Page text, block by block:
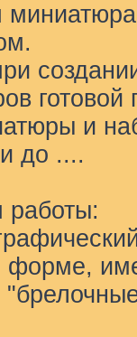
готовой
и
до ....
работы:
форме,